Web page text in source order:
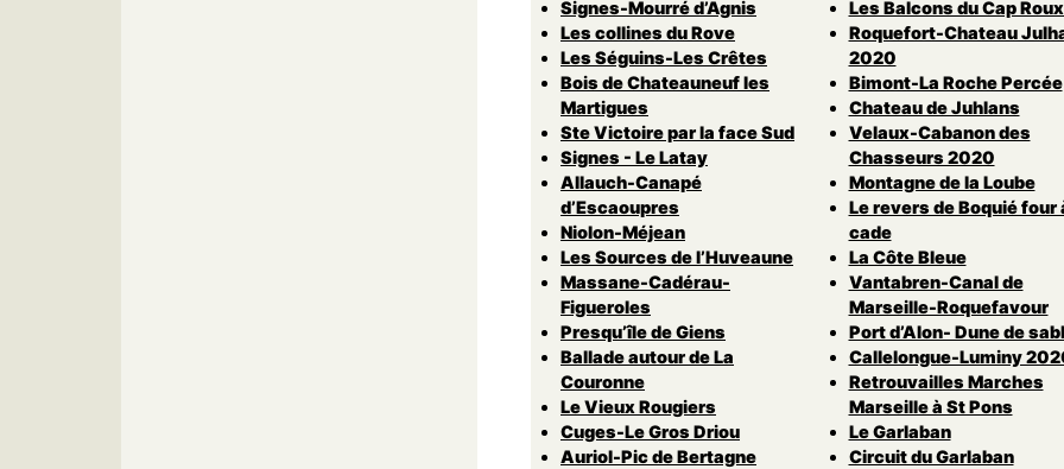
Signes-Mourré d’Agnis
Les collines du Rove
Les Séguins-Les Crêtes
Bois de Chateauneuf les
Martigues
Ste Victoire par la face Sud
Signes - Le Latay
Allauch-Canapé
d’Escaoupres
Niolon-Méjean
Les Sources de l’Huveaune
Massane-Cadérau-
Figueroles
Presqu’île de Giens
Ballade autour de La
Couronne
Le Vieux Rougiers
Cuges-Le Gros Driou
Auriol-Pic de Bertagne
Les Balcons du Cap
Roquefort-Chateau
2020
Bimont-La Roche Percée
Chateau de Juhlans
Velaux-Cabanon des
Chasseurs 2020
Montagne de la Loube
Le revers de Boquié four
cade
La Côte Bleue
Vantabren-Canal de
Marseille-Roquefavour
Port d’Alon- Dune de
Callelongue-Luminy
Retrouvailles Marches
Marseille à St Pons
Le Garlaban
Circuit du Garlaban